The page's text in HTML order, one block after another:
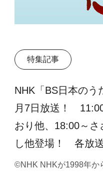
特集記事
NHK「BS日本のう
月7日放送！
おり他、18:00～さ
し他登場！ 各放
©NHK NHKが1998年か